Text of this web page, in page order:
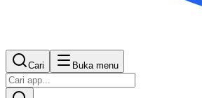
Cari Buka menu